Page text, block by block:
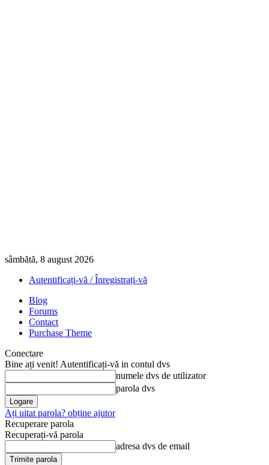
sâmbătă, 8 august 2026
Autentificați-vă / Înregistrați-vă
Blog
Forums
Contact
Purchase Theme
Conectare
Bine ați venit! Autentificați-vă in contul dvs
numele dvs de utilizator
parola dvs
Ați uitat parola? obține ajutor
Recuperare parola
Recuperați-vă parola
adresa dvs de email